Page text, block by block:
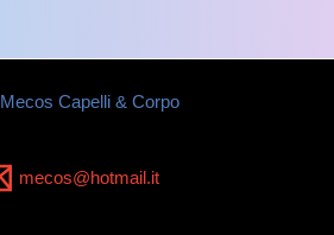
Mecos Capelli & Corpo
mecos@hotmail.it